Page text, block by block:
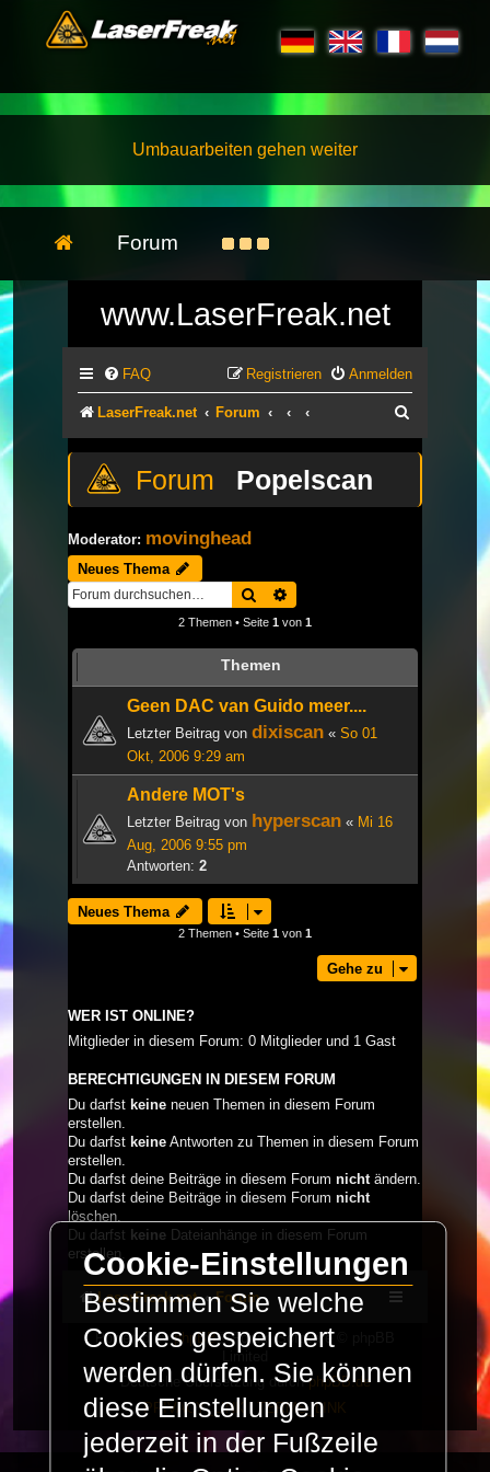
Umbauarbeiten gehen weiter
Forum
www.LaserFreak.net
FAQ Anmelden
Registrieren
LaserFreak.net Forum
Popelscan
Moderator: movinghead
Neues Thema
Suche
2 Themen • Seite 1 von 1
Themen
Geen DAC van Guido meer....
Letzter Beitrag von dixiscan « So 01
Okt, 2006 9:29 am
Andere MOT's
Letzter Beitrag von hyperscan « Mi 16
Aug, 2006 9:55 pm
Antworten: 2
Neues Thema
2 Themen • Seite 1 von 1
Gehe zu
WER IST ONLINE?
Mitglieder in diesem Forum: 0 Mitglieder und 1 Gast
BERECHTIGUNGEN IN DIESEM FORUM
Du darfst keine neuen Themen in diesem Forum
erstellen.
Du darfst keine Antworten zu Themen in diesem Forum
erstellen.
Du darfst deine Beiträge in diesem Forum nichtändern.
Du darfst deine Beiträge in diesem Forum nicht
löschen.
Du darfst keine Dateianhänge in diesem Forum
erstellen.
LaserFreak.net Forum
Powered byphpBB® Forum Software © phpBB
Limited
Deutsche Übersetzung durchphpBB.de
PRIVACY_LINK
TERMS_LINK
Cookie-Einstellungen
Bestimmen Sie welche
Cookies gespeichert
werden dürfen. Sie können
diese Einstellungen
jederzeit in der Fußzeile